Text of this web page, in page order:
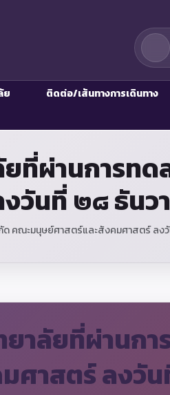
ย ติดต่อ/เส้นทางการเดินทาง
ยที่ผ่านการท
วันที่ ๒๘ ธัน
ด คณะมนุษย์ศาสตร์และสังคมศาสตร์ ล
ยาลัยที่ผ่านก
ศาสตร์ ลงวั